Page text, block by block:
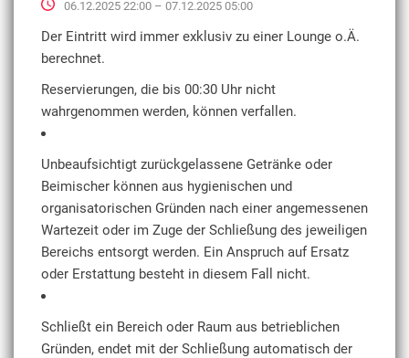
06.12.2025 22:00 – 07.12.2025 05:00
Der Eintritt wird immer exklusiv zu einer Lounge o.Ä.
berechnet.
Reservierungen, die bis 00:30 Uhr nicht
wahrgenommen werden, können verfallen.
Unbeaufsichtigt zurückgelassene Getränke oder
Beimischer können aus hygienischen und
organisatorischen Gründen nach einer angemessenen
Wartezeit oder im Zuge der Schließung des jeweiligen
Bereichs entsorgt werden. Ein Anspruch auf Ersatz
oder Erstattung besteht in diesem Fall nicht.
Schließt ein Bereich oder Raum aus betrieblichen
Gründen, endet mit der Schließung automatisch der